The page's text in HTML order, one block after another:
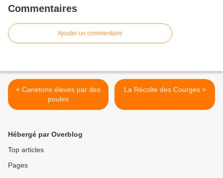
Commentaires
Ajouter un commentaire
< Canetons élevés par des
poules
La Récolte des Courges >
Hébergé par Overblog
Top articles
Pages